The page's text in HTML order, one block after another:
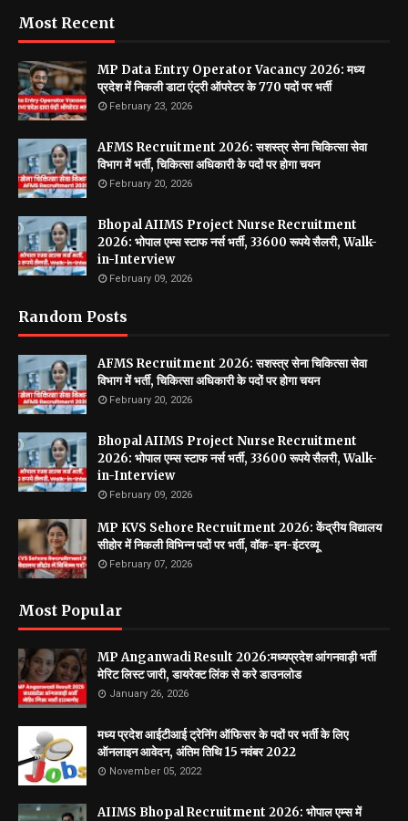
Most Recent
MP Data Entry Operator Vacancy 2026: मध्य
प्रदेश में निकली डाटा एंट्री ऑपरेटर के 770 पदों पर भर्ती
February 23, 2026
AFMS Recruitment 2026: सशस्त्र सेना चिकित्सा सेवा
विभाग में भर्ती, चिकित्सा अधिकारी के पदों पर होगा चयन
February 20, 2026
Bhopal AIIMS Project Nurse Recruitment
2026: भोपाल एम्स स्टाफ नर्स भर्ती, 33600 रूपये सैलरी, Walk-
in-Interview
February 09, 2026
Random Posts
AFMS Recruitment 2026: सशस्त्र सेना चिकित्सा सेवा
विभाग में भर्ती, चिकित्सा अधिकारी के पदों पर होगा चयन
February 20, 2026
Bhopal AIIMS Project Nurse Recruitment
2026: भोपाल एम्स स्टाफ नर्स भर्ती, 33600 रूपये सैलरी, Walk-
in-Interview
February 09, 2026
MP KVS Sehore Recruitment 2026: केंद्रीय विद्यालय
सीहोर में निकली विभिन्न पदों पर भर्ती, वॉक-इन-इंटरव्यू
February 07, 2026
Most Popular
MP Anganwadi Result 2026:मध्यप्रदेश आंगनवाड़ी भर्ती
मेरिट लिस्ट जारी, डायरेक्ट लिंक से करे डाउनलोड
January 26, 2026
मध्य प्रदेश आईटीआई ट्रेनिंग ऑफिसर के पदों पर भर्ती के लिए
ऑनलाइन आवेदन, अंतिम तिथि 15 नवंबर 2022
November 05, 2022
AIIMS Bhopal Recruitment 2026: भोपाल एम्स में